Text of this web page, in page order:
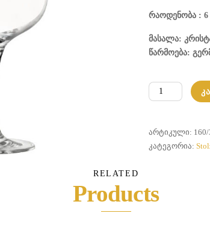
რაოდენობა :
მასალა:
წარმოება:
რაოდენობა:
ჯინ
ᲐᲠᲢᲘᲙᲣᲚᲘ: 160/
ᲙᲐᲢᲔᲒᲝᲠᲘᲐ:
RELATED
Products